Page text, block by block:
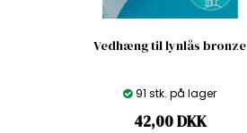
Vedhæng til lynlås bronze
91 stk. på lager
42,00DKK